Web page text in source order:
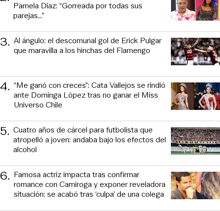
Pamela Díaz: “Gorreada por todas sus
parejas…”
3. Al ángulo: el descomunal gol de Erick Pulgar
que maravilla a los hinchas del Flamengo
4. “Me ganó con creces”: Cata Vallejos se rindió
ante Dominga López tras no ganar el Miss
Universo Chile
5. Cuatro años de cárcel para futbolista que
atropelló a joven: andaba bajo los efectos del
alcohol
6. Famosa actriz impacta tras confirmar
romance con Camiroga y exponer reveladora
situación: se acabó tras ‘culpa’ de una colega